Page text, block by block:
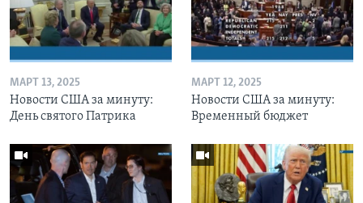
МАРТ 13, 2025
Новости США за минуту:
День святого Патрика
МАРТ 12, 2025
Новости США за минуту:
Временный бюджет